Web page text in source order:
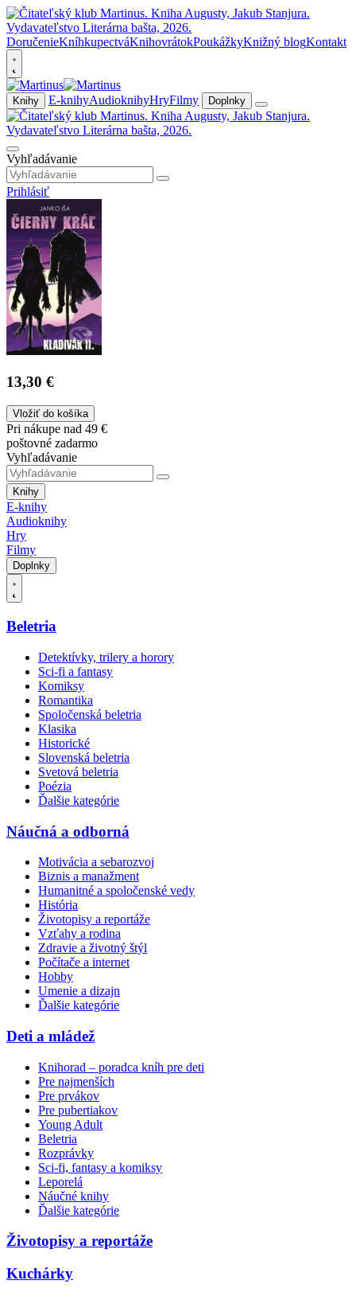
DoručenieKníhkupectváKnihovrátokPoukážkyKnižný blogKontakt
Knihy E-knihyAudioknihyHryFilmy Doplnky
Vyhľadávanie
Prihlásiť
13,30 €
Vložiť do košíka
Pri nákupe nad 49 €
poštovné zadarmo
Vyhľadávanie
Knihy
E-knihy
Audioknihy
Hry
Filmy
Doplnky
Beletria
Detektívky, trilery a horory
Sci-fi a fantasy
Komiksy
Romantika
Spoločenská beletria
Klasika
Historické
Slovenská beletria
Svetová beletria
Poézia
Ďalšie kategórie
Náučná a odborná
Motivácia a sebarozvoj
Biznis a manažment
Humanitné a spoločenské vedy
História
Životopisy a reportáže
Vzťahy a rodina
Zdravie a životný štýl
Počítače a internet
Hobby
Umenie a dizajn
Ďalšie kategórie
Deti a mládež
Knihorad – poradca kníh pre deti
Pre najmenších
Pre prvákov
Pre pubertiakov
Young Adult
Beletria
Rozprávky
Sci-fi, fantasy a komiksy
Leporelá
Náučné knihy
Ďalšie kategórie
Životopisy a reportáže
Kuchárky